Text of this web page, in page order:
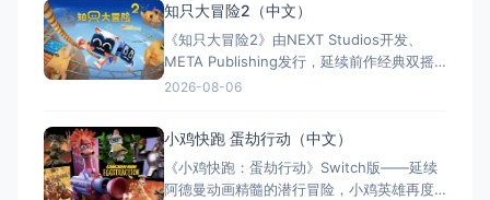
佳选择；25个手工关卡、史诗头目战与即时
强化系统带来丰富体验。全区中文支持，容
量仅1GB，Switch/S
知只大冒险2（中文）
《知只大冒险2》由NEXT Studios开发、
META Publishing发行，延续前作经典双摇
杆控制双腿的玩法，首次支持最多4人联机合
持跨平台联机与全区中文，2025年11月5日
全平台发售，Switch港服约73
2026-08-06
小鸡快跑 蛋劫行动（中文）
《小鸡快跑：蛋劫行动》Switch版——延续
阿德曼动画精髓的潜行冒险，小鸡英雄再度